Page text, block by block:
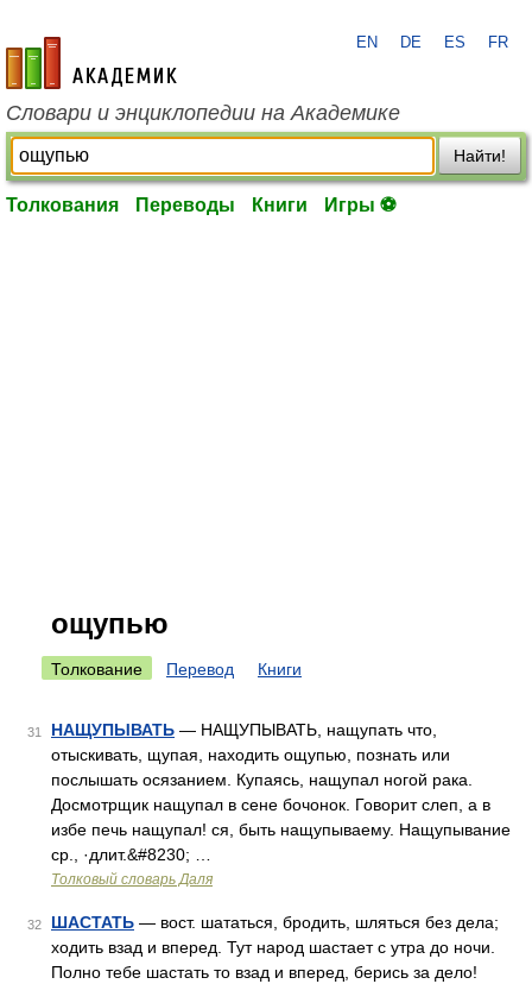
academic.ru
EN DE ES FR
Словари и энциклопедии на Академике
Найти!
Толкования Переводы Книги Игры ⚽
ощупью
Толкование Перевод Книги
31 НАЩУПЫВАТЬ — НАЩУПЫВАТЬ, нащупать что,
отыскивать, щупая, находить ощупью, познать или
послышать осязанием. Купаясь, нащупал ногой рака.
Досмотрщик нащупал в сене бочонок. Говорит слеп, а в
избе печь нащупал! ся, быть нащупываему. Нащупывание
ср., ·длит.&#8230; …
Толковый словарь Даля
32 ШАСТАТЬ — вост. шататься, бродить, шляться без дела;
ходить взад и вперед. Тут народ шастает с утра до ночи.
Полно тебе шастать то взад и вперед, берись за дело!